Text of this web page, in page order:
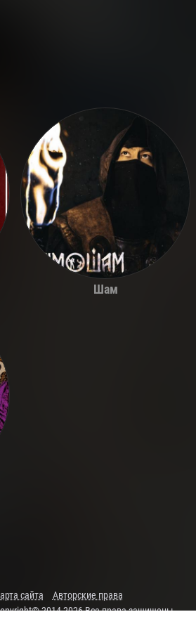
Шам
сайта
Авторские права
2014-2026 Все права защищены.